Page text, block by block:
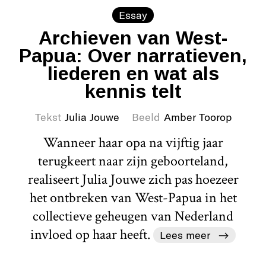
Essay
Archieven van West-
Papua: Over narratieven,
liederen en wat als
kennis telt
Tekst Julia Jouwe Beeld Amber Toorop
Wanneer haar opa na vijftig jaar
terugkeert naar zijn geboorteland,
realiseert Julia Jouwe zich pas hoezeer
het ontbreken van West-Papua in het
collectieve geheugen van Nederland
invloed op haar heeft.
Lees meer